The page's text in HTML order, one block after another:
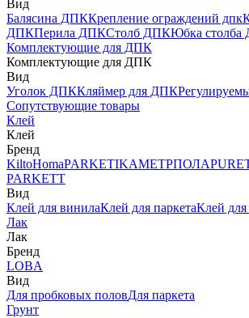
Вид
Балясина ДПККрепление ограждений дпк
ДПКПерила ДПКСтолб ДПКЮбка
Комплектующие для ДПК
Комплектующие для ДПК
Вид
Уголок ДПККляймер для ДПК
Сопутствующие товары
Клей
Клей
Бренд
KiltoHomaPARKETIKAМЕТРПОЛА
PARKETT
Вид
Клей для винилаКлей для паркетаКлей
Лак
Лак
Бренд
LOBA
Вид
Для пробковых половДля паркета
Грунт